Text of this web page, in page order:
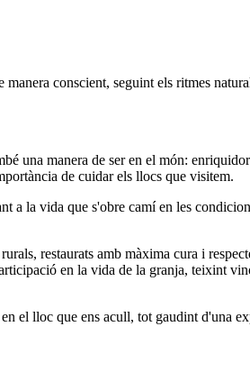
conscient, seguint els ritmes
una manera de ser en el món:
de cuidar els llocs que visitem.
a la vida que s'obre camí en les
restaurats amb màxima cura i
en la vida de la granja, teixint
el lloc que ens acull, tot gaudint d'una